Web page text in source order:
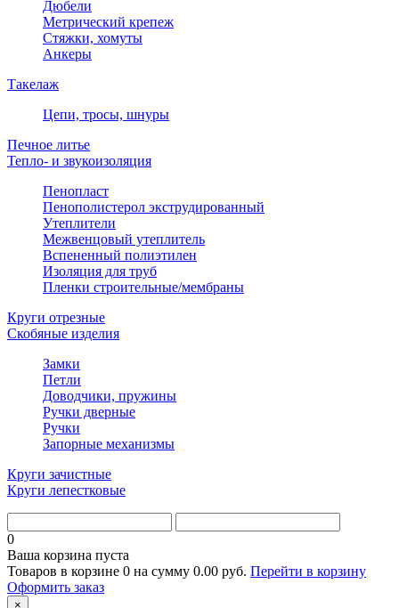
Дюбели
Метрический крепеж
Стяжки, хомуты
Анкеры
Такелаж
Цепи, тросы, шнуры
Печное литье
Тепло- и звукоизоляция
Пенопласт
Пенополистерол экструдированный
Утеплители
Межвенцовый утеплитель
Вспененный полиэтилен
Изоляция для труб
Пленки строительные/мембраны
Круги отрезные
Скобяные изделия
Замки
Петли
Доводчики, пружины
Ручки дверные
Ручки
Запорные механизмы
Круги зачистные
Круги лепестковые
0
Ваша корзина пуста
Товаров в корзине 0 на сумму 0.00 руб. Перейти в корзину
Оформить заказ
×